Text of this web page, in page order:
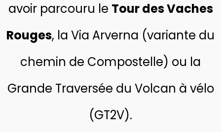
avoir parcouru le Tour des Vaches
Rouges, la Via Arverna (variante du
chemin de Compostelle) ou la
Grande Traversée du Volcan à vélo
(GT2V).